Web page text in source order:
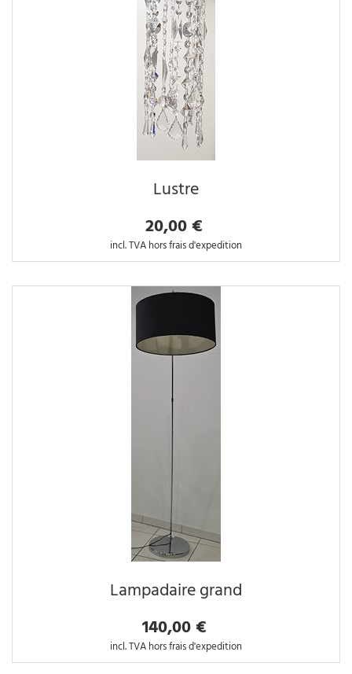
Lustre
20,00 €
incl. TVA hors frais d'expedition
Lampadaire grand
140,00 €
incl. TVA hors frais d'expedition